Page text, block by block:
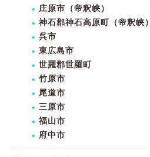
庄原市（帝釈峡）
神石郡神石高原町（帝釈峡）
呉市
東広島市
世羅郡世羅町
竹原市
尾道市
三原市
福山市
府中市